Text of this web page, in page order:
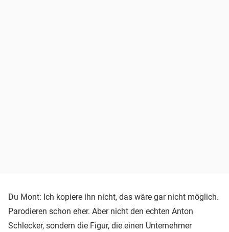
Du Mont: Ich kopiere ihn nicht, das wäre gar nicht möglich.
Parodieren schon eher. Aber nicht den echten Anton
Schlecker, sondern die Figur, die einen Unternehmer